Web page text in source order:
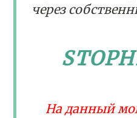
через
На данный